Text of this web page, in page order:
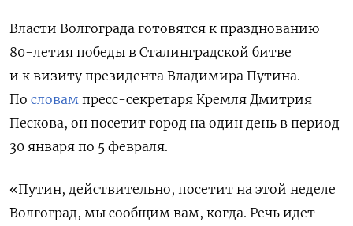
Власти Волгограда готовятся к празднованию
80-летия победы в Сталинградской битве
и к визиту президента Владимира Путина.
По словам пресс-секретаря Кремля Дмитрия
Пескова, он посетит город на один день в период
30 января по 5 февраля.
«Путин, действительно, посетит на этой неделе
Волгоград, мы сообщим вам, когда. Речь идет